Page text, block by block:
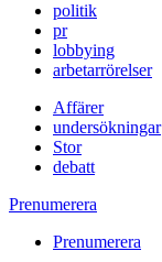
politik
pr
lobbying
arbetarrörelser
Affärer
undersökningar
Stor
debatt
Prenumerera
Prenumerera